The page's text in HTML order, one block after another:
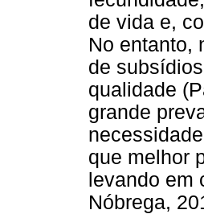
de vida e,
No entanto,
de
qualidade
grande
que melhor
levando em
Nóbrega,